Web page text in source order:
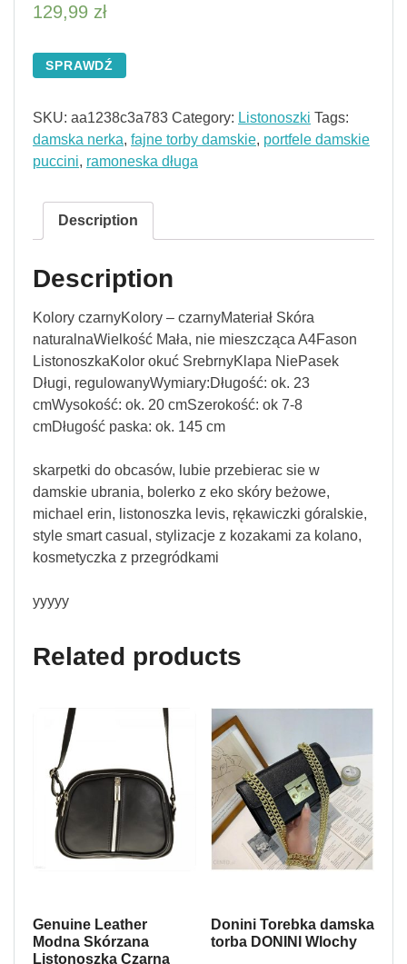
129,99 zł
SPRAWDŹ
SKU: aa1238c3a783 Category: Listonoszki Tags:
damska nerka, fajne torby damskie, portfele damskie
puccini, ramoneska długa
Description
Description
Kolory czarnyKolory – czarnyMateriał Skóra
naturalnaWielkość Mała, nie mieszcząca A4Fason
ListonoszkaKolor okuć SrebrnyKlapa NiePasek
Długi, regulowanyWymiary:Długość: ok. 23
cmWysokość: ok. 20 cmSzerokość: ok 7-8
cmDługość paska: ok. 145 cm
skarpetki do obcasów, lubie przebierac sie w
damskie ubrania, bolerko z eko skóry beżowe,
michael erin, listonoszka levis, rękawiczki góralskie,
style smart casual, stylizacje z kozakami za kolano,
kosmetyczka z przegródkami
yyyyy
Related products
Genuine Leather
Modna Skórzana
Listonoszka Czarna
Donini Torebka damska
torba DONINI Wlochy